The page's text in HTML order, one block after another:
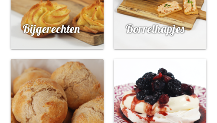
Bijgerechten Borrelhapjes